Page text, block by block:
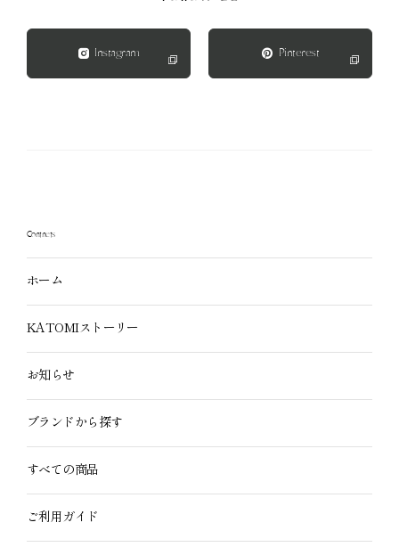
特定商取引法に基づく表記
外部送信規律
Instagram Pinterest
Contnets
ホーム
KATOMIストーリー
お知らせ
ブランドから探す
すべての商品
ご利用ガイド